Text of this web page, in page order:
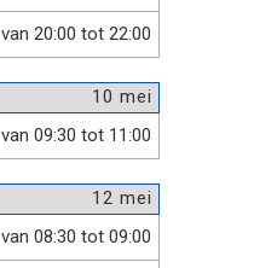
van 20:00 tot 22:00
10 mei
van 09:30 tot 11:00
12 mei
van 08:30 tot 09:00